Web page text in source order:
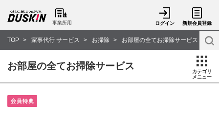
事業所用 ログイン 新規会員登録
TOP 家事代行 サービス お掃除 お部屋の全てお掃除サービス
お部屋の全てお掃除サービス
カテゴリ
メニュー